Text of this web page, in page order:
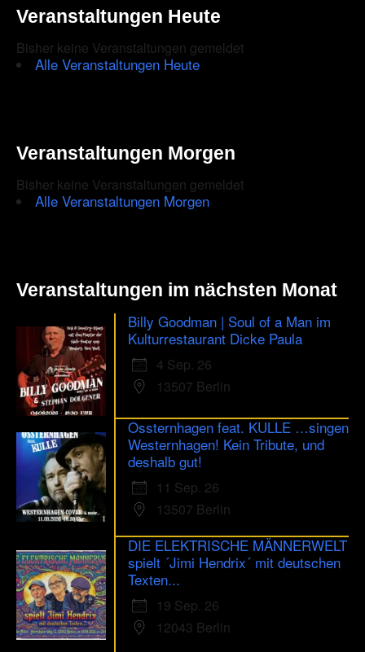
Veranstaltungen Heute
Bisher keine Veranstaltungen gemeldet
Alle Veranstaltungen Heute
Veranstaltungen Morgen
Bisher keine Veranstaltungen gemeldet
Alle Veranstaltungen Morgen
Veranstaltungen im nächsten Monat
Billy Goodman | Soul of a Man im
Kulturrestaurant Dicke Paula
4 Sep. 26
13507 Berlin
Ossternhagen feat. KULLE …singen
Westernhagen! Kein Tribute, und
deshalb gut!
11 Sep. 26
13507 Berlin
DIE ELEKTRISCHE MÄNNERWELT
spielt ´Jimi Hendrix´ mit deutschen
Texten...
19 Sep. 26
12043 Berlin